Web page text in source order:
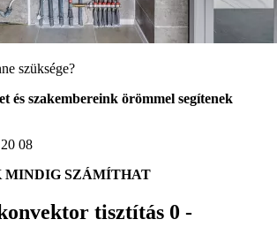
szüksége?
és szakembereink örömmel segítenek
08
MINDIG SZÁMÍTHAT
tisztítás 0 -